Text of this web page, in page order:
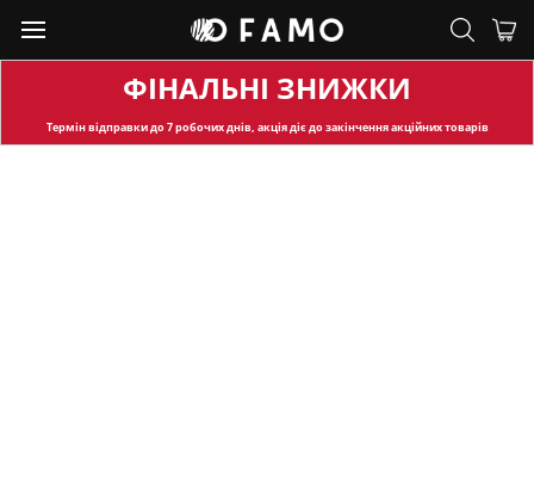
ФІНАЛЬНІ ЗНИЖКИ
Термін відправкидо 7 робочих днів, акція діє до закінчення акційних товарів